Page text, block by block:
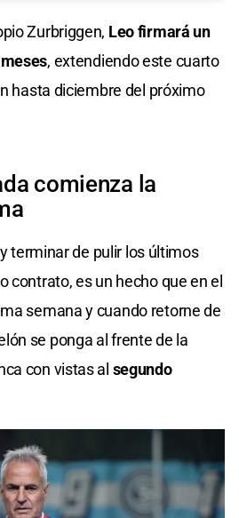
Zurbriggen, Leo firmará un
, extendiendo este cuarto
hasta diciembre del próximo
comienza la
terminar de pulir los últimos
contrato, es un hecho que en el
semana y cuando retorne de
se ponga al frente de la
con vistas al segundo